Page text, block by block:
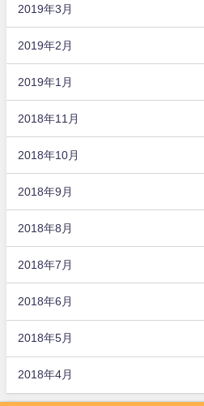
2019年3月
2019年2月
2019年1月
2018年11月
2018年10月
2018年9月
2018年8月
2018年7月
2018年6月
2018年5月
2018年4月